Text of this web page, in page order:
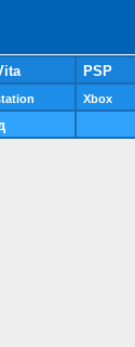
PSP
Xbox